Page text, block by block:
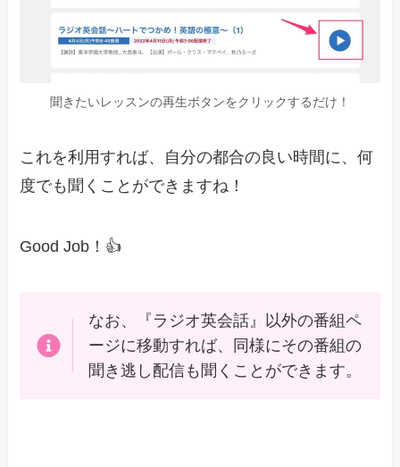
聞きたいレッスンの再生ボタンをクリックするだけ！
これを利用すれば、自分の都合の良い時間に、何
度でも聞くことができますね！
Good Job！👍
なお、『ラジオ英会話』以外の番組ペ
ージに移動すれば、同様にその番組の
聞き逃し配信も聞くことができます。